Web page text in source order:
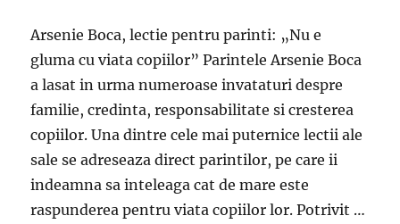
Arsenie Boca, lectie pentru parinti: „Nu e
gluma cu viata copiilor” Parintele Arsenie Boca
a lasat in urma numeroase invataturi despre
familie, credinta, responsabilitate si cresterea
copiilor. Una dintre cele mai puternice lectii ale
sale se adreseaza direct parintilor, pe care ii
indeamna sa inteleaga cat de mare este
raspunderea pentru viata copiilor lor. Potrivit …